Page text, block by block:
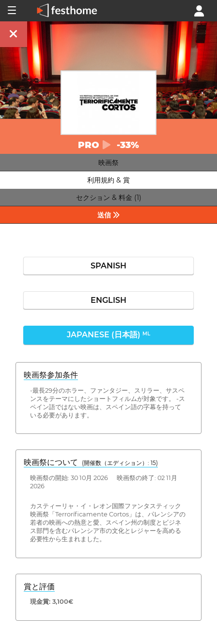
PRO -33%
映画祭
利用規約 & 賞
セクション & 料金 (1)
送信
SPANISH
ENGLISH
JAPANESE (日本語) ML
映画祭参加条件
-最長29分のホラー、ファンタジー、スリラー、サスペ
ンスをテーマにしたショートフィルムが対象です。 -ス
ペイン語ではない映画は、スペイン語の字幕を持って
いる必要があります。
映画祭について (開催数（エディション）: 15)
映画祭の開始: 30 10月 2026 映画祭の終了: 02 11月
2026
カスティーリャ・イ・レオン国際ファンタスティック
映画祭「Terroríficamente Cortos」は、パレンシアの
若者の映画への熱意と愛、スペイン州の制度とビジネ
ス部門を含むパレンシア市の文化とレジャーを高める
必要性から生まれました。
賞と評価
現金賞: 3,100€